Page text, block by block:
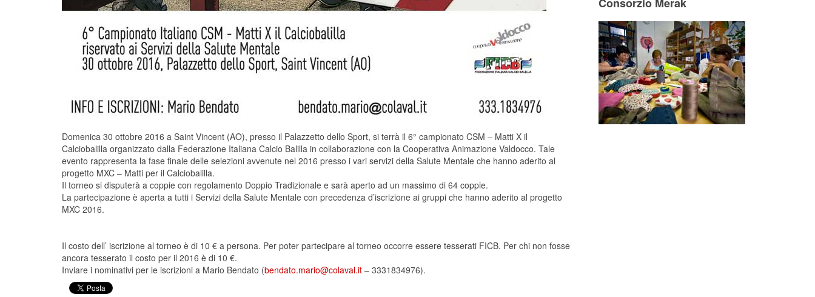
Domenica 30 ottobre 2016 a Saint Vincent (AO), presso il Palazzetto dello Sport, si terrà il 6° campionato CSM – Matti X il
Calciobalilla organizzato dalla Federazione Italiana Calcio Balilla in collaborazione con la Cooperativa Animazione Valdocco. Tale
evento rappresenta la fase finale delle selezioni avvenute nel 2016 presso i vari servizi della Salute Mentale che hanno aderito al
progetto MXC – Matti per il Calciobalilla.
Il torneo si disputerà a coppie con regolamento Doppio Tradizionale e sarà aperto ad un massimo di 64 coppie.
La partecipazione è aperta a tutti i Servizi della Salute Mentale con precedenza d’iscrizione ai gruppi che hanno aderito al progetto
MXC 2016.
Il costo dell’ iscrizione al torneo è di 10 € a persona. Per poter partecipare al torneo occorre essere tesserati FICB. Per chi non fosse
ancora tesserato il costo per il 2016 è di 10 €.
Inviare i nominativi per le iscrizioni a Mario Bendato (bendato.mario@colaval.it – 3331834976).